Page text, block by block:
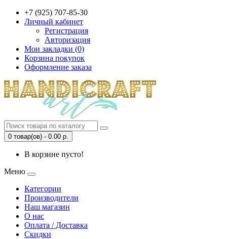
+7 (925) 707-85-30
Личный кабинет
Регистрация
Авторизация
Мои закладки (0)
Корзина покупок
Оформление заказа
0 товар(ов) - 0.00 р.
В корзине пусто!
Меню
Категории
Производители
Наш магазин
О нас
Оплата / Доставка
Скидки